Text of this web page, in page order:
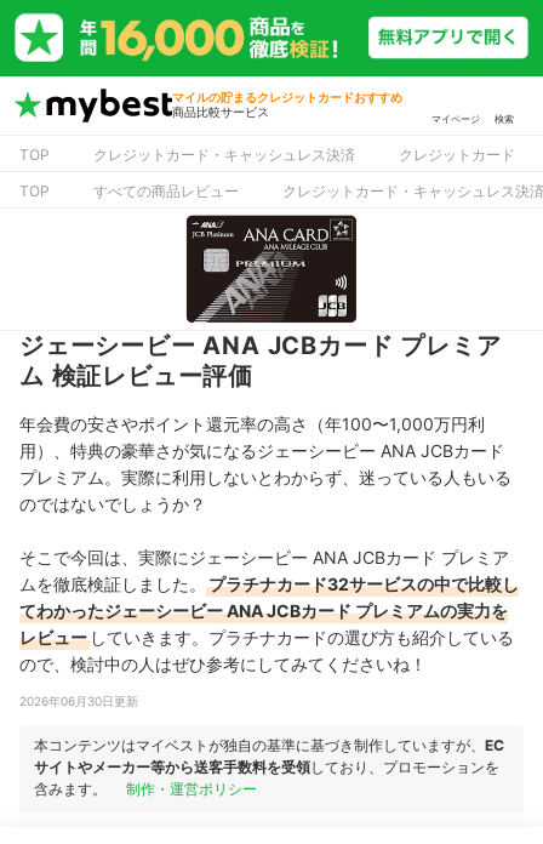
マイルの貯まるクレジットカードおすすめ
商品比較サービス
マイページ 検索
TOP クレジットカード・キャッシュレス決済
クレジットカード
TOP
すべての商品レビュー クレジットカード・キャッシュレス決
ジェーシービー ANA JCBカード プレミア
ム 検証レビュー評価
年会費の安さやポイント還元率の高さ（年100〜1,000万円利
用）、特典の豪華さが気になるジェーシービー ANA JCBカード
プレミアム。実際に利用しないとわからず、迷っている人もいる
のではないでしょうか？
そこで今回は、実際にジェーシービー ANA JCBカード プレミア
ムを徹底検証しました。
プラチナカード32サービスの中で比較し
てわかったジェーシービー ANA JCBカード プレミアムの実力を
レビュー していきます。プラチナカードの選び方も紹介している
ので、検討中の人はぜひ参考にしてみてくださいね！
2026年06月30日更新
本コンテンツはマイベストが独自の基準に基づき制作していますが、 EC
サイトやメーカー等から送客手数料を受領しており、プロモーションを
含みます。
制作・運営ポリシー